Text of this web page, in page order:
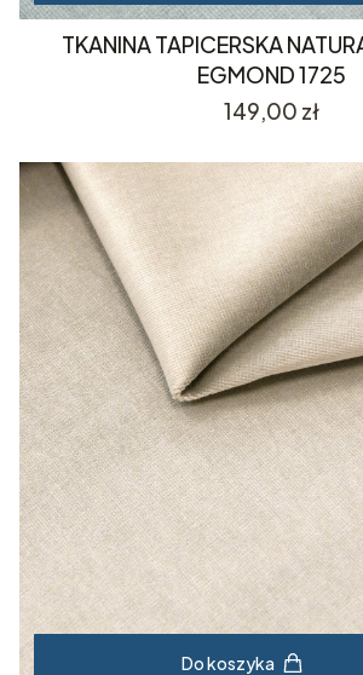
TKANINA TAPICERSKA
EGMOND 1725
Cena
149,00 zł
Do koszyka